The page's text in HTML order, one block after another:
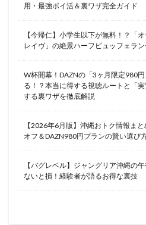
用・最強ポイ活＆裏ワザ完全ガイド
【今帰仁】小学生以下が無料！？「
レイヴ」の絶景ハーフビュッフェラン
W杯開幕！DAZNの「3ヶ月限定980
る！？本当に得する視聴ルートと「
する裏ワザを徹底解説
【2026年6月版】沖縄おトク情報ま
オフ＆DAZN980円プランの賢い選び
【バグレベル】ジャングリア沖縄の
ないと損！経験者が語るお得な裏技